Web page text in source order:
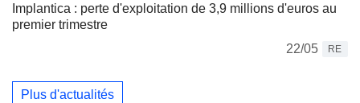
Implantica : perte d'exploitation de 3,9 millions d'euros au
premier trimestre
22/05
RE
Plus d'actualités